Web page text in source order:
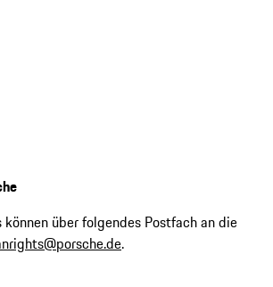
über folgendes Postfach an die
.